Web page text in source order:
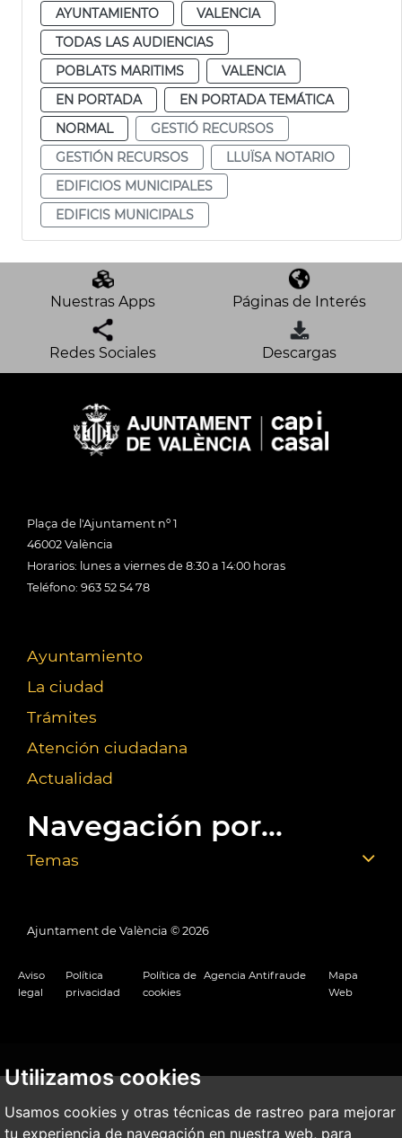
Utilizamos cookies
Usamos cookies y otras técnicas de rastreo para mejorar
tu experiencia de navegación en nuestra web, para
AYUNTAMIENTO
VALENCIA
TODAS LAS AUDIENCIAS
POBLATS MARITIMS
VALENCIA
EN PORTADA
EN PORTADA TEMÁTICA
NORMAL
GESTIÓ RECURSOS
GESTIÓN RECURSOS
LLUÏSA NOTARIO
EDIFICIOS MUNICIPALES
EDIFICIS MUNICIPALS
Nuestras Apps Páginas de Interés
Redes Sociales Descargas
Plaça de l'Ajuntament nº 1
46002 València
Horarios: lunes a viernes de 8:30 a 14:00 horas
Teléfono: 963 52 54 78
Ayuntamiento
La ciudad
Trámites
Atención ciudadana
Actualidad
Navegación por...
Temas
Ajuntament de València © 2026
Aviso
legal
Política
privacidad
Política de
cookies
Agencia Antifraude
Mapa
Web